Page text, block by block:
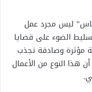
ليس مجرد عمل
الضوء على قضايا
مؤثرة وصادقة تجذب
هذا النوع من الأعمال